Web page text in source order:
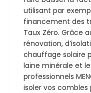
utilisant par
financement des
Taux Zéro. Grâce
rénovation,
chauffage solaire
laine minérale et
professionnels
isoler vos